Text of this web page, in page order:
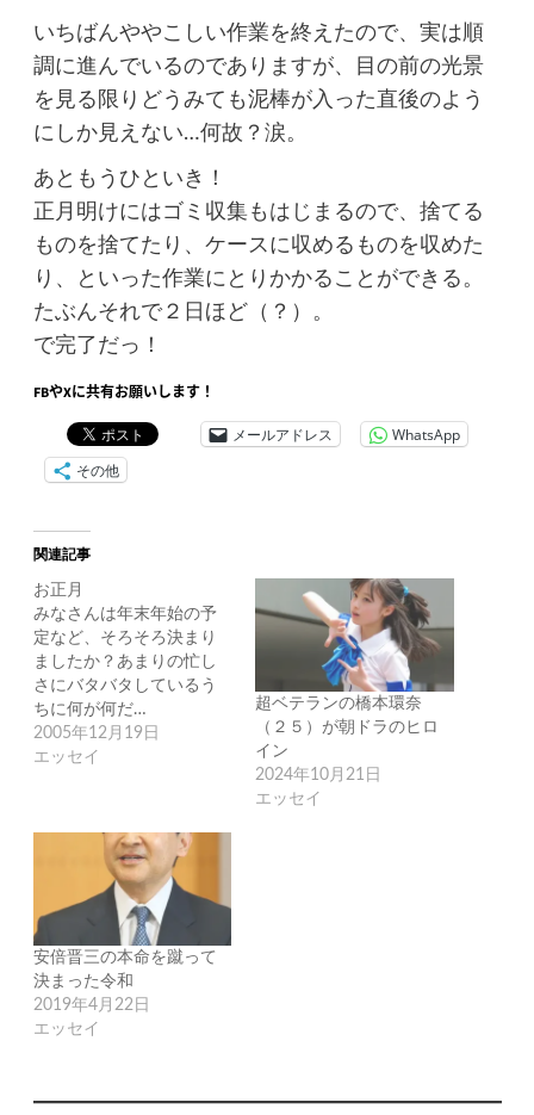
いちばんややこしい作業を終えたので、実は順
調に進んでいるのでありますが、目の前の光景
を見る限りどうみても泥棒が入った直後のよう
にしか見えない…何故？涙。
あともうひといき！
正月明けにはゴミ収集もはじまるので、捨てる
ものを捨てたり、ケースに収めるものを収めた
り、といった作業にとりかかることができる。
たぶんそれで２日ほど（？）。
で完了だっ！
FBやXに共有お願いします！
メールアドレス
WhatsApp
その他
関連記事
お正月
みなさんは年末年始の予
定など、そろそろ決まり
ましたか？あまりの忙し
さにバタバタしているう
ちに何が何だ…
2005年12月19日
エッセイ
超ベテランの橋本環奈
（２５）が朝ドラのヒロ
イン
2024年10月21日
エッセイ
安倍晋三の本命を蹴って
決まった令和
2019年4月22日
エッセイ